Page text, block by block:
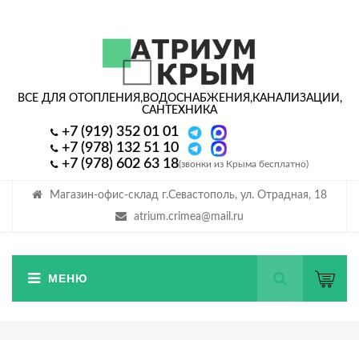
Магазин-офис-склад г.Севастополь, ул. Отрадная, 18
atrium.crimea@mail.ru
ВСЕ ДЛЯ ОТОПЛЕНИЯ,ВОДОСНАБЖЕНИЯ,КАНАЛИЗАЦИИ,
САНТЕХНИКА
+7 (919) 352 01 01
+7 (978) 132 51 10
+7 (978) 602 63 18(звонки из Крыма бесплатно)